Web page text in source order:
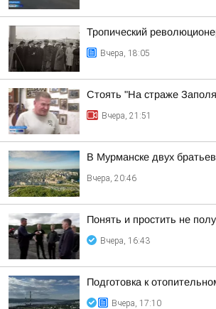
Тропический
Вчера, 18:05
Стоять "На страже
Вчера, 21:51
В Мурманске двух
Вчера, 20:46
Понять и простить не
Вчера, 16:43
Подготовка к
Вчера, 17:10